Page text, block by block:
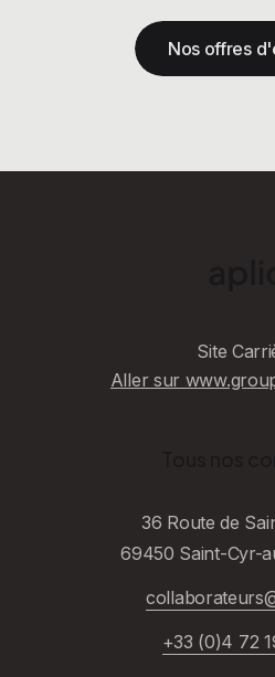
Nos offres
Site
Aller sur
36 Route de
69450 Saint-Cyr-
+33 (0)4 72